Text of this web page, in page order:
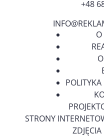
+48
O
STRONY